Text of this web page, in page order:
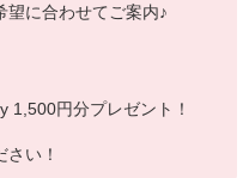
望に合わせてご案内♪
1,500円分プレゼント！
い！